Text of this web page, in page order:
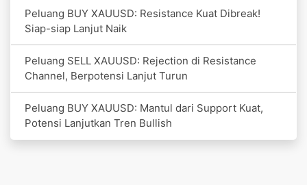
Peluang BUY XAUUSD: Resistance Kuat Dibreak!
Siap-siap Lanjut Naik
Peluang SELL XAUUSD: Rejection di Resistance
Channel, Berpotensi Lanjut Turun
Peluang BUY XAUUSD: Mantul dari Support Kuat,
Potensi Lanjutkan Tren Bullish